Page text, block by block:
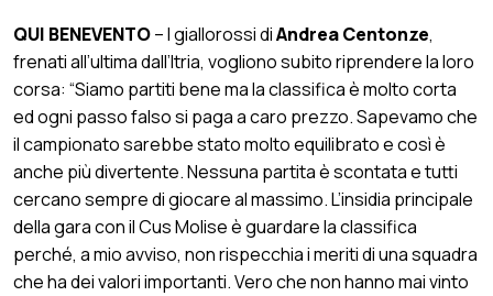
QUI BENEVENTO– I giallorossi diAndrea Centonze,
frenati all’ultima dall’Itria, vogliono subito riprendere la loro
corsa: “Siamo partiti bene ma la classifica è molto corta
ed ogni passo falso si paga a caro prezzo. Sapevamo che
il campionato sarebbe stato molto equilibrato e così è
anche più divertente. Nessuna partita è scontata e tutti
cercano sempre di giocare al massimo. L’insidia principale
della gara con il Cus Molise è guardare la classifica
perché, a mio avviso, non rispecchia i meriti di una squadra
che ha dei valori importanti. Vero che non hanno mai vinto